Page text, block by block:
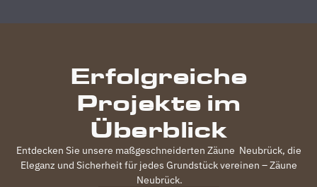
inkl.
und 2
Gartentüren,
waren
120m
Zaun in 3
Tagen
fertig.
Erfolgreiche
Projekte im
Überblick
Entdecken Sie unsere maßgeschneiderten Zäune Neubrück, die
Eleganz und Sicherheit für jedes Grundstück vereinen – Zäune
Neubrück.